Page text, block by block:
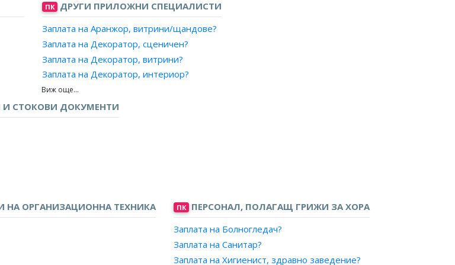
ПК ДРУГИ ПРИЛОЖНИ СПЕЦИАЛИСТИ
Заплата на Аранжор, витрини/щандове?
Заплата на Декоратор, сценичен?
Заплата на Декоратор, витрини?
Заплата на Декоратор, интериор?
Заплата на Интериорен дизайнер?
Заплата на Сценичен дизайнер?
СТОКОВИ ДОКУМЕНТИ
ОРГАНИЗАЦИОННА ТЕХНИКА
ПК ПЕРСОНАЛ, ПОЛАГАЩ ГРИЖИ ЗА ХОРА
Заплата на Болногледач?
Заплата на Санитар?
Заплата на Хигиенист, здравно заведение?